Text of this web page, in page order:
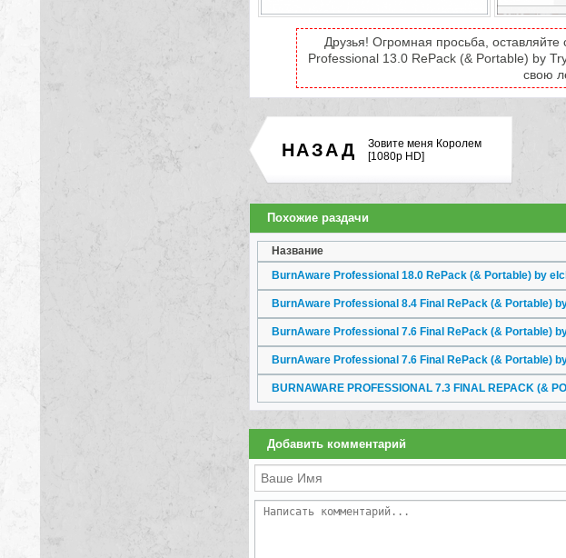
Друзья! Огромная просьба,
Professional 13.0 RePack (& Portable) by
свою
НАЗАД
Зовите меня Королем
[1080p HD]
Похожие раздачи
Название
BurnAware Professional 18.0 RePack (& Portable) by
BurnAware Professional 8.4 Final RePack (& Portable)
BurnAware Professional 7.6 Final RePack (& Portable)
BurnAware Professional 7.6 Final RePack (& Portable)
BURNAWARE PROFESSIONAL 7.3 FINAL REPACK (&
Добавить комментарий